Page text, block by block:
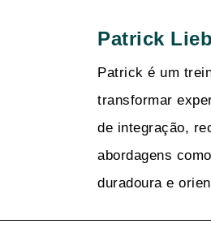
Patrick
Patrick é um
transformar
de integração,
abordagens
duradoura e